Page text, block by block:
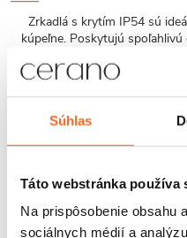
Súhlas
Táto webstránka používa
Na prispôsobenie obsahu
sociálnych médií a
Zrkadlá s krytím IP54 sú
kúpeľne. Poskytujú
zaručuje bezpečnú a
Hliníkový kryt a rám
Hliník je ideálnym materiálom
pevnosť zaisťujú dlhú
zaručujúce